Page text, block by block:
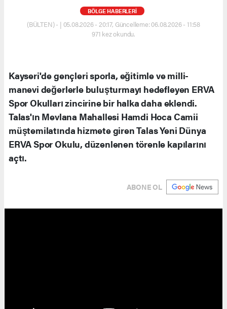
BÖLGE HABERLERİ
(BÜLTEN) - | 05.08.2026 - 20:17, Güncelleme: 06.08.2026 - 11:58
971 kez okundu.
Kayseri'de gençleri sporla, eğitimle ve milli-
manevi değerlerle buluşturmayı hedefleyen ERVA
Spor Okulları zincirine bir halka daha eklendi.
Talas'ın Mevlana Mahallesi Hamdi Hoca Camii
müştemilatında hizmete giren Talas Yeni Dünya
ERVA Spor Okulu, düzenlenen törenle kapılarını
açtı.
ABONE OL